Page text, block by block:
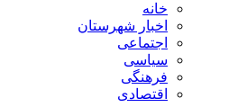
خانه
اخبار شهرستان
اجتماعی
سیاسی
فرهنگی
اقتصادی